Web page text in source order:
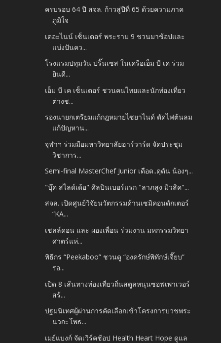
ครบรอบ 64 ปี สจล. ก้าวสู่ปีที่ 65 ด้วยความภาค
ภูมิใจ
เดอะไนน์ เซ็นเตอร์ พระราม 9 ชวนมาช้อปและ
แบ่งปันคว...
โรงแรมปทุมวัน ปริ๊นเซส ในเครือเอ็ม บี เค ร่วม
ยินดี...
เอ็ม บี เค เซ็นเตอร์ ชวนคนไทยและนักท่องเที่ยว
ต่างช...
รองนายกเตรียมแก้กฎหมายไซยาไนด์ ตัดไฟต้นลม
แก้ปัญหาน...
จุฬาฯ ร่วมมือมหาวิทยาลัยฮาร์วาร์ด จัดประชุม
วิชาการ...
Semi-final MasterChef Junior เดือด..ดุดัน น้องๆ...
"บุ๊ค​ สไลด์เด้อ" ศิลปินเบอร์แรก​ "ลาภสูง​ มิวสิค"...
สจล. เปิดศูนย์วิจัยนวัตกรรมด้านเซมิคอนดักเตอร์
“KA...
เชลล์ดอน และ ผองเพื่อน ร่วมงาน มหกรรมวิทยา
ศาตร์แห่...
พิธีกร “Peekaboo” ชวนดู “องครักษ์พิทักษ์เจี๊ยบ”
รอ...
เปิด 8 เส้นทางท่องเที่ยวถิ่นสตูลหนุนซอฟเพาเวอร์
สร้...
ปฐมนิเทศผู้ผ่านการคัดเลือกเข้าโครงการบวชพระ
นวกะโพธ...
เมย์แบงก์ จัดเวิร์คช้อป Health Heart Hope ดูแล